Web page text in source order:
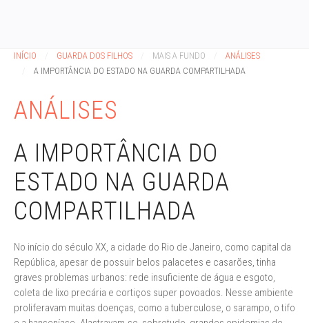
INÍCIO GUARDA DOS FILHOS MAIS A FUNDO
ANÁLISES
A IMPORTÂNCIA DO ESTADO NA GUARDA COMPARTILHADA
ANÁLISES
A IMPORTÂNCIA DO
ESTADO NA GUARDA
COMPARTILHADA
No início do século XX, a cidade do Rio de Janeiro, como capital da
República, apesar de possuir belos palacetes e casarões, tinha
graves problemas urbanos: rede insuficiente de água e esgoto,
coleta de lixo precária e cortiços super povoados. Nesse ambiente
proliferavam muitas doenças, como a tuberculose, o sarampo, o tifo